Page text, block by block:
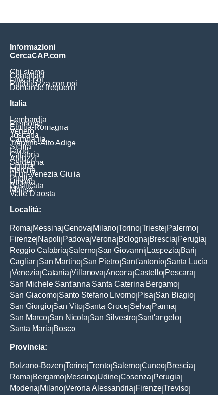
Informazioni
CercaCAP.com
Chi siamo
Contattaci
Link a noi
Pubblicizza con noi
Domande frequenti
Italia
Lombardia
Piemonte
Emilia-Romagna
Veneto
Toscana
Campania
Trentino-Alto Adige
Sicilia
Lazio
Calabria
Abruzzi
Sardegna
Liguria
Marche
Friuli-Venezia Giulia
Puglia
Umbria
Basilicata
Molise
Valle D'aosta
Località:
Roma Messina Genova Milano Torino Trieste Palermo
Firenze Napoli Padova Verona Bologna Brescia Perugia
Reggio Calabria Salerno San Giovanni Laspezia Bari
Cagliari San Martino San Pietro Sant'antonio Santa Lucia
Venezia Catania Villanova Ancona Castello Pescara
San Michele Sant'anna Santa Caterina Bergamo
San Giacomo Santo Stefano Livorno Pisa San Biagio
San Giorgio San Vito Santa Croce Selva Parma
San Marco San Nicola San Silvestro Sant'angelo
Santa Maria Bosco
Provincia:
Bolzano-Bozen Torino Trento Salerno Cuneo Brescia
Roma Bergamo Messina Udine Cosenza Perugia
Modena Milano Verona Alessandria Firenze Treviso